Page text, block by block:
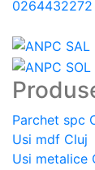
0264432272
Parchet spc
Usi mdf Cluj
Usi metalice